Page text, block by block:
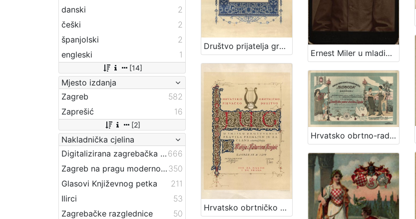
danski
2
češki
2
španjolski
2
engleski
1
[14]
Mjesto izdanja
Zagreb
582
Zaprešić
16
[2]
Nakladnička cjelina
Digitalizirana zagrebačka baština 666
Zagreb na pragu modernog doba 350
Glasovi Književnog petka
211
Ilirci
53
Zagrebačke razglednice
50
Društvo prijatelja gradskog zoološkog vrta u Zagrebu : [povelja]
Ernest Miler u mladićkoj dobi / [Gjuro Varga] ; [izradio fotografski atelijer] G. & I. Varga
Hrvatsko obrtničko pjevačko društvo Jug : [povelja] / [ilustrator] V. Kirin
Hrvatsko obrtno-radničko pjevačko društvo "Sloboda" u Zagrebu : [povelja]